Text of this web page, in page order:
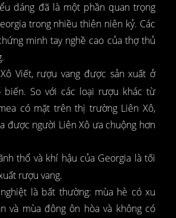
dáng đã là một phần quan trọng
trong nhiều thiên niên kỷ. Các
minh tay nghề cao của thợ thủ
Viết, rượu vang được sản xuất ở
biến. So với các loại rượu khác từ
có mặt trên thị trường Liên Xô,
được người Liên Xô ưa chuộng hơn
thổ và khí hậu của Georgia là tối
rượu vang.
là bất thường: mùa hè có xu
và mùa đông ôn hòa và không có